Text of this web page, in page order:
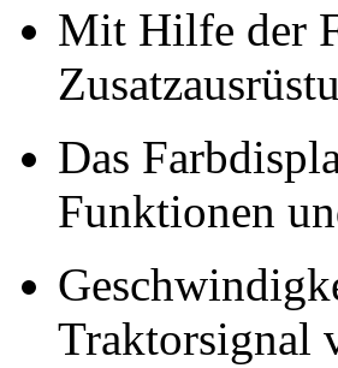
Mit Hilfe der
Das
Funktionen
Traktorsignal